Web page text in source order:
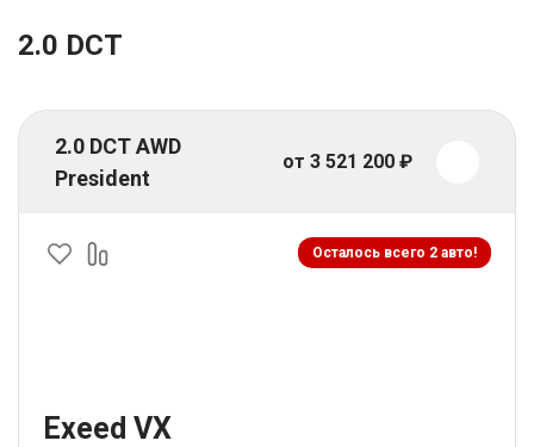
2.0 DCT
2.0 DCT AWD
President
от 3 521 200 ₽
Осталось всего 2 авто!
Exeed VX